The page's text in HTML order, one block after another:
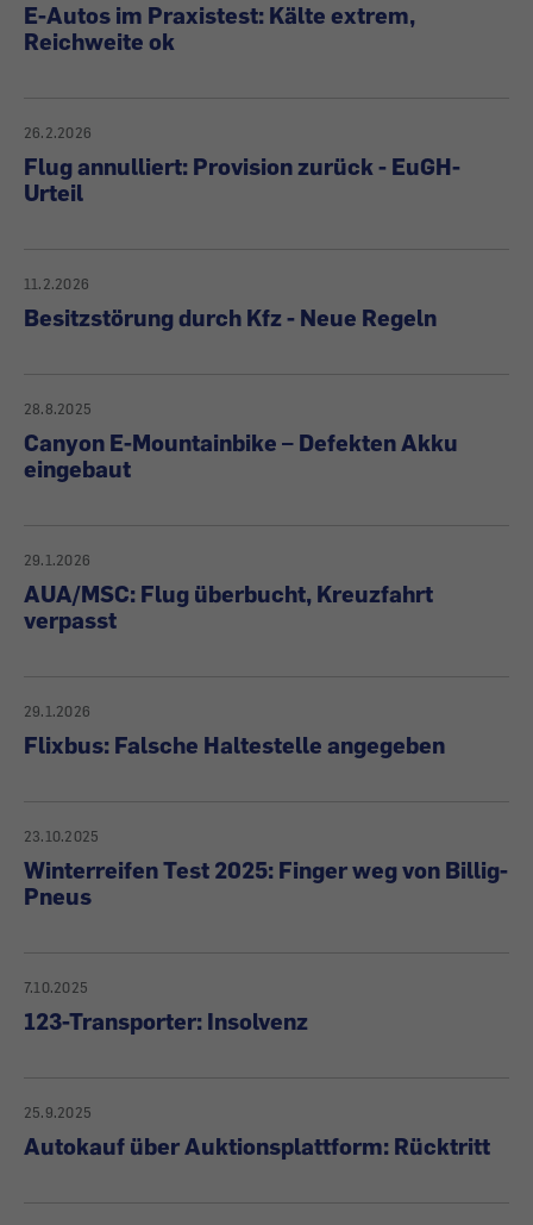
E-Autos im Praxistest: Kälte extrem,
Reichweite ok
26.2.2026
Flug annulliert: Provision zurück - EuGH-
Urteil
11.2.2026
Besitzstörung durch Kfz - Neue Regeln
28.8.2025
Canyon E-Mountainbike – Defekten Akku
eingebaut
29.1.2026
AUA/MSC: Flug überbucht, Kreuzfahrt
verpasst
29.1.2026
Flixbus: Falsche Haltestelle angegeben
23.10.2025
Winterreifen Test 2025: Finger weg von Billig-
Pneus
7.10.2025
123-Transporter: Insolvenz
25.9.2025
Autokauf über Auktionsplattform: Rücktritt